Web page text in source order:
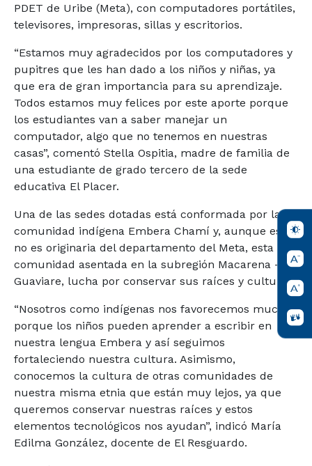
PDET de Uribe (Meta), con computadores portátiles,
televisores, impresoras, sillas y escritorios.
“Estamos muy agradecidos por los computadores y
pupitres que les han dado a los niños y niñas, ya
que era de gran importancia para su aprendizaje.
Todos estamos muy felices por este aporte porque
los estudiantes van a saber manejar un
computador, algo que no tenemos en nuestras
casas”, comentó Stella Ospitia, madre de familia de
una estudiante de grado tercero de la sede
educativa El Placer.
Una de las sedes dotadas está conformada por la
comunidad indígena Embera Chamí y, aunque esta
no es originaria del departamento del Meta, esta
comunidad asentada en la subregión Macarena -
Guaviare, lucha por conservar sus raíces y cultura.
“Nosotros como indígenas nos favorecemos mucho
porque los niños pueden aprender a escribir en
nuestra lengua Embera y así seguimos
fortaleciendo nuestra cultura. Asimismo,
conocemos la cultura de otras comunidades de
nuestra misma etnia que están muy lejos, ya que
queremos conservar nuestras raíces y estos
elementos tecnológicos nos ayudan”, indicó María
Edilma González, docente de El Resguardo.